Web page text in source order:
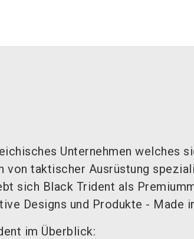
Unternehmen welches
von taktischer Ausrüstung
sich Black Trident als
Designs und Produkte - Made
im Überblick: